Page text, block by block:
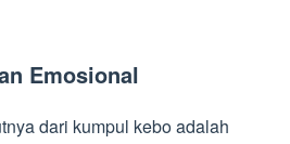
Emosional
dari kumpul kebo adalah